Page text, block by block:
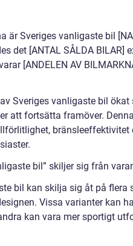
är Sveriges vanligaste bil
det [ANTAL SÅLDA BILAR]
[ANDELEN AV
Sveriges vanligaste bil ökat
att fortsätta framöver.
bränsleeffektivitet
bil” skiljer sig från
bil kan skilja sig åt på flera
Vissa varianter kan
kan vara mer sportigt